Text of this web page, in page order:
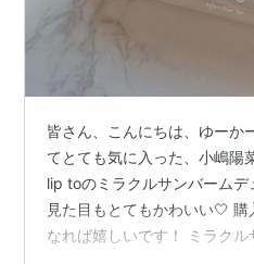
皆さん、こんにちは、ゆー
てとても気に入った、小嶋陽
lip toのミラクルサンバームデ
見た目もとてもかわいい🤍
なれば嬉しいです！ ミラク